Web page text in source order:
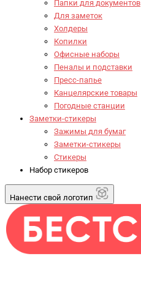
Папки для документов
Для заметок
Холдеры
Копилки
Офисные наборы
Пеналы и подставки
Пресс-папье
Канцелярские товары
Погодные станции
Заметки-стикеры
Зажимы для бумаг
Заметки-стикеры
Стикеры
Набор стикеров
Нанести свой логотип